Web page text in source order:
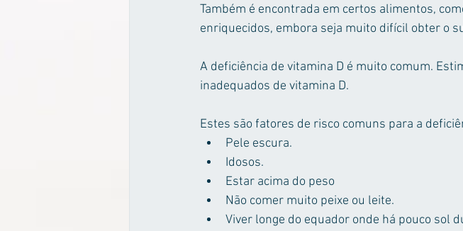
Também é encontrada em certos alimentos,
enriquecidos, embora seja muito difícil obter o
A deficiência de vitamina D é muito comum.
inadequados de vitamina D.
Estes são fatores de risco comuns para a
Pele escura.
Idosos.
Estar acima do peso
Não comer muito peixe ou leite.
Viver longe do equador onde há pouco sol